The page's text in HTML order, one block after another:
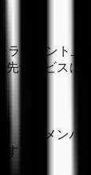
イアント上
サービスに
当該メン
。